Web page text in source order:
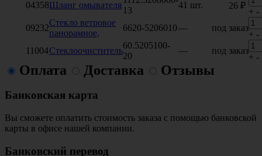
04358Шланг омывателя
13
41 шт. 26 ₽
+ -
09232
Стекло ветровое
панорамное,
6620-5206010— под заказ
+ -
11004Стеклоочиститель
60.5205100-
20
— под заказ
+ -
Оплата Доставка Отзывы
Банковская карта
Вы сможете оплатить стоимость заказа с помощью банковской
карты в офисе нашей компании.
Банковский перевод